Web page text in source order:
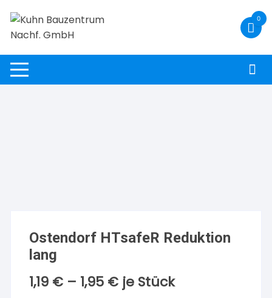
Inhalt
springen
0
Ostendorf HTsafeR Reduktion
lang
1,19 € – 1,95 € je Stück